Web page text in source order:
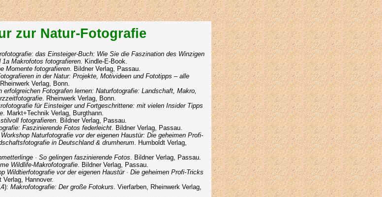
zur Natur-Fotografie
das Einsteiger-Buch: Wie Sie die Faszination des Winzigen
Makrofotos fotografieren.
Kindle-E-Book.
Momente fotografieren . Bildner Verlag, Passau.
in der Natur: Projekte, Motivideen und Fototipps – alle
. Rheinwerk Verlag, Bonn.
erfolgreichen Fotografen lernen: Naturfotografie: Landschaft, Makro,
. Rheinwerk Verlag, Bonn.
für Einsteiger und Fortgeschrittene: mit vielen Insider Tipps
. Markt+Technik Verlag, Burgthann.
fotografieren . Bildner Verlag, Passau.
Faszinierende Fotos federleicht . Bildner Verlag, Passau.
Workshop Naturfotografie vor der eigenen Haustür: Die geheimen Profi-
in Deutschland & drumherum . Humboldt Verlag,
· So gelingen faszinierende Fotos . Bildner Verlag, Passau.
Wildlife-Makrofotografie . Bildner Verlag, Passau.
Wildtierfotografie vor der eigenen Haustür · Die geheimen Profi-Tricks
Verlag, Hannover.
Makrofotografie: Der große Fotokurs . Vierfarben, Rheinwerk Verlag,